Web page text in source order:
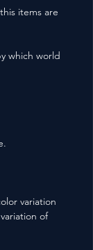
items are
which world
variation
of